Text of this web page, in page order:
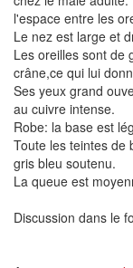
l'espace entre les
Le nez est large et
Les oreilles sont de
crâne,ce qui lui
Ses yeux grand
au cuivre intense.
Robe: la base est
Toute les teintes de
gris bleu soutenu.
La queue est
Discussion dans le